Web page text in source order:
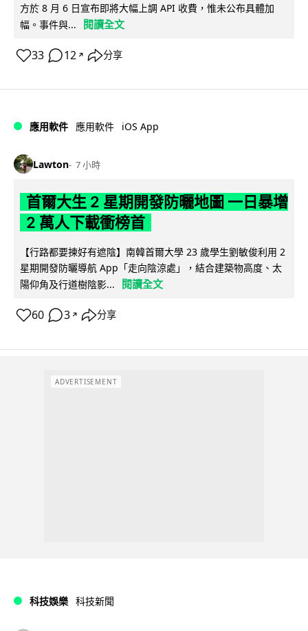
方於 8 月 6 日宣布即將大幅上調 API 收費，惟未公布具體加
幅。事件與...
閱讀全文
33 12 ↗ 分享
應用軟件 應用軟件 iOS App
Lawton 7 小時
首爾大生 2 星期開發防曬地圖 一日暴增
2 萬人下載衝榜首
【行路都要揀好有遮陰】南韓首爾大學 23 歲學生劉敏俊利用 2
星期開發防曬導航 App「走向陰涼處」，結合建築物高度、太
陽仰角及行道樹陰影...
閱讀全文
60 3 ↗ 分享
ADVERTISEMENT
科技娛樂 科技新聞